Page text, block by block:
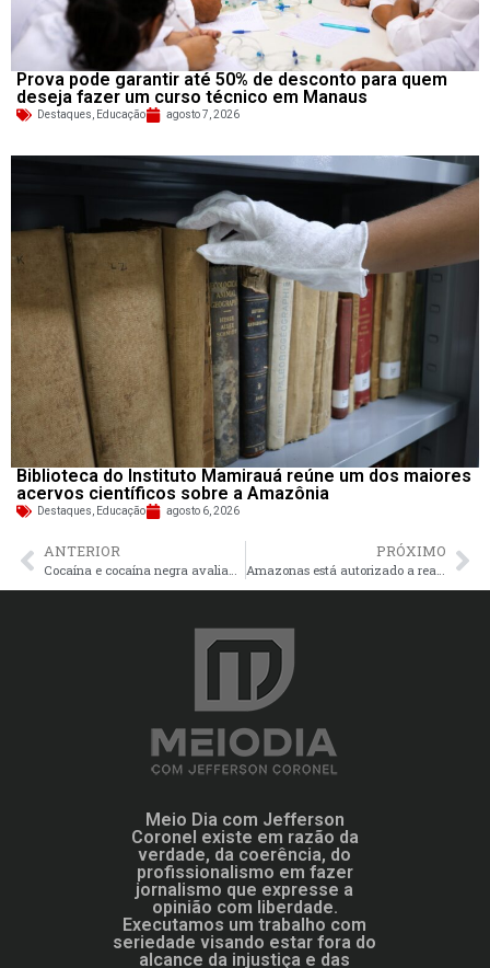
Prova pode garantir até 50% de desconto para quem
deseja fazer um curso técnico em Manaus
Destaques Educação agosto 7, 2026
Biblioteca do Instituto Mamirauá reúne um dos maiores
acervos científicos sobre a Amazônia
Destaques, Educação agosto 6, 2026
ANTERIOR
Cocaína e cocaína negra avaliadas em R$ 19,5 milhões são apreendidas em mansão na Ponta Negra. Casal é preso
PRÓXIMO
Amazonas está autorizado a realizar cirurgia de transplante de fígado
Meio Dia com Jefferson
Coronel existe em razão da
verdade, da coerência, do
profissionalismo em fazer
jornalismo que expresse a
opinião com liberdade.
Executamos um trabalho com
seriedade visando estar fora do
alcance da injustiça e das